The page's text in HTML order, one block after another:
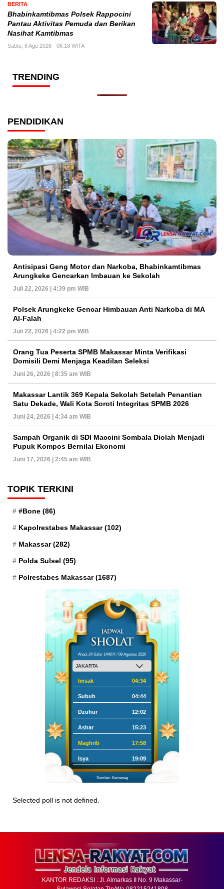
BERITA
Bhabinkamtibmas Polsek Rappocini
Pantau Aktivitas Pemuda dan Berikan
Nasihat Kamtibmas
Sabtu, 8 Agu 2026 - 06:18 WITA
TRENDING
PENDIDIKAN
Antisipasi Geng Motor dan Narkoba, Bhabinkamtibmas
Arungkeke Gencarkan Imbauan ke Sekolah
Juli 22, 2026 | 4:39 pm WIB
Polsek Arungkeke Gencar Himbauan Anti Narkoba di MA
Al-Falah
Juli 22, 2026 | 4:22 pm WIB
Orang Tua Peserta SPMB Makassar Minta Verifikasi
Domisili Demi Menjaga Keadilan Seleksi
Juni 26, 2026 | 8:35 am WIB
Makassar Lantik 369 Kepala Sekolah Setelah Penantian
Satu Dekade, Wali Kota Soroti Integritas SPMB 2026
Juni 24, 2026 | 4:34 am WIB
Sampah Organik di SDI Maccini Sombala Diolah Menjadi
Pupuk Kompos Bernilai Ekonomi
Juni 17, 2026 | 2:45 am WIB
TOPIK TERKINI
#Bone (86)
Kapolrestabes Makassar(102)
Makassar(282)
Polda Sulsel (95)
Polrestabes Makassar(1687)
Ahad, 24 Safar 1448 H / 09 Agustus 2026
Imsak 04:34
Subuh 04:44
Dzuhur 12:02
Ashar 15:23
Maghrib 17:58
Isya 19:09
Sumber: Kemenag
Selected poll is not defined.
KANTOR REDAKSI : Jl. Almarkas II No. 9 Makassar-